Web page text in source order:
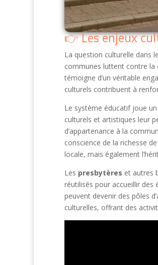
Les enjeux
La question culturelle dans
communes luttent contre la
témoigne d’un véritable
culturels contribuent à
Le système éducatif joue
culturels et artistiques leur
d’appartenance à la
conscience de la richesse
locale, mais également
Les presbytères et autres
réutilisés pour accueillir des
peuvent devenir des pôles
culturelles, offrant des